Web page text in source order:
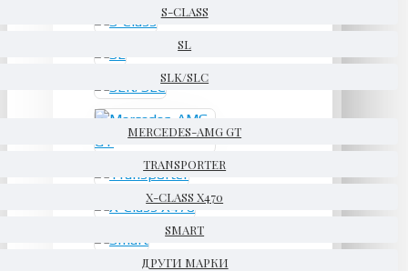
S-CLASS
SL
SLK/SLC
MERCEDES-AMG GT
TRANSPORTER
X-CLASS X470
SMART
ДРУГИ МАРКИ